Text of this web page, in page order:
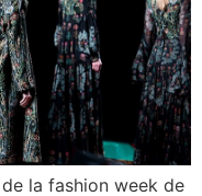
la fashion week de